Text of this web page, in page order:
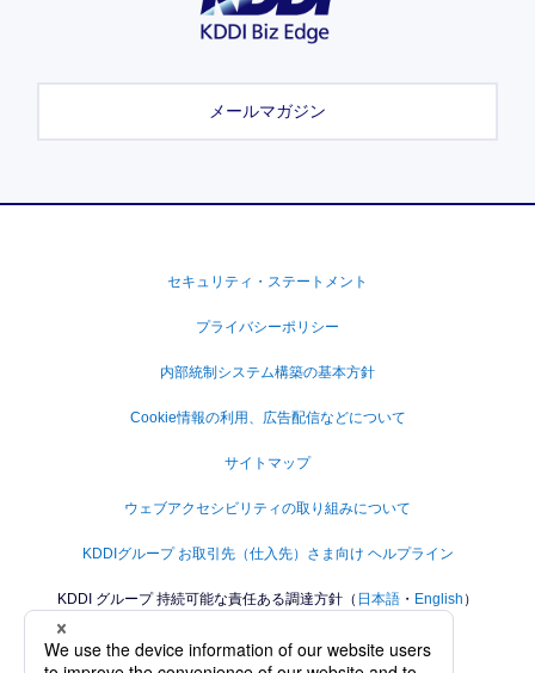
メールマガジン
セキュリティ・ステートメント
プライバシーポリシー
内部統制システム構築の基本方針
Cookie情報の利用、広告配信などについて
サイトマップ
ウェブアクセシビリティの取り組みについて
KDDIグループ お取引先（仕入先）さま向け ヘルプライン
KDDI グループ 持続可能な責任ある調達方針（ 日本語 ・ English ）
KDDIグループ人権方針